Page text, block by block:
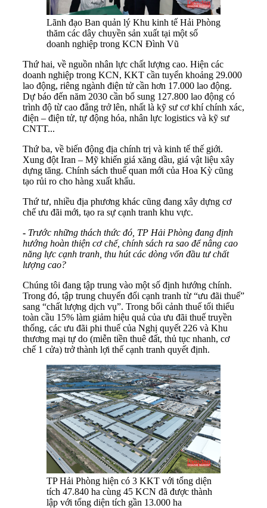
Lãnh đạo Ban quản lý Khu kinh tế Hải Phòng
thăm các dây chuyền sản xuất tại một số
doanh nghiệp trong KCN Đình Vũ
Thứ hai, về nguồn nhân lực chất lượng cao. Hiện các
doanh nghiệp trong KCN, KKT cần tuyển khoảng 29.000
lao động, riêng ngành điện tử cần hơn 17.000 lao động.
Dự báo đến năm 2030 cần bổ sung 127.800 lao động có
trình độ từ cao đẳng trở lên, nhất là kỹ sư cơ khí chính xác,
điện – điện tử, tự động hóa, nhân lực logistics và kỹ sư
CNTT...
Thứ ba, về biến động địa chính trị và kinh tế thế giới.
Xung đột Iran – Mỹ khiến giá xăng dầu, giá vật liệu xây
dựng tăng. Chính sách thuế quan mới của Hoa Kỳ cũng
tạo rủi ro cho hàng xuất khẩu.
Thứ tư, nhiều địa phương khác cũng đang xây dựng cơ
chế ưu đãi mới, tạo ra sự cạnh tranh khu vực.
- Trước những thách thức đó, TP Hải Phòng đang định
hướng hoàn thiện cơ chế, chính sách ra sao để nâng cao
năng lực cạnh tranh, thu hút các dòng vốn đầu tư chất
lượng cao?
Chúng tôi đang tập trung vào một số định hướng chính.
Trong đó, tập trung chuyển đổi cạnh tranh từ “ưu đãi thuế”
sang “chất lượng dịch vụ”. Trong bối cảnh thuế tối thiểu
toàn cầu 15% làm giảm hiệu quả của ưu đãi thuế truyền
thống, các ưu đãi phi thuế của Nghị quyết 226 và Khu
thương mại tự do (miễn tiền thuê đất, thủ tục nhanh, cơ
chế 1 cửa) trở thành lợi thế cạnh tranh quyết định.
TP Hải Phòng hiện có 3 KKT với tổng diện
tích 47.840 ha cùng 45 KCN đã được thành
lập với tổng diện tích gần 13.000 ha